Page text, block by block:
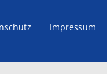
Impressum